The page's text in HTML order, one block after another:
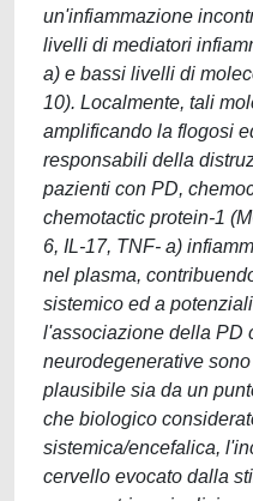
un'infiammazione
livelli di mediatori
a) e bassi livelli di
10). Localmente, tali
amplificando la flogosi
responsabili della
pazienti con PD,
chemotactic protein-1
6, IL-17, TNF- a)
nel plasma,
sistemico ed a
l'associazione della PD
neurodegenerative
plausibile sia da un
che biologico
sistemica/encefalica,
cervello evocato dalla